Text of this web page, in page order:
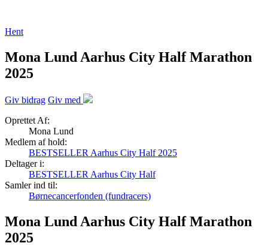
Hent
Mona Lund Aarhus City Half Marathon
2025
Giv bidrag Giv med
Oprettet Af:
Mona Lund
Medlem af hold:
BESTSELLER Aarhus City Half 2025
Deltager i:
BESTSELLER Aarhus City Half
Samler ind til:
Børnecancerfonden (fundracers)
Mona Lund Aarhus City Half Marathon
2025